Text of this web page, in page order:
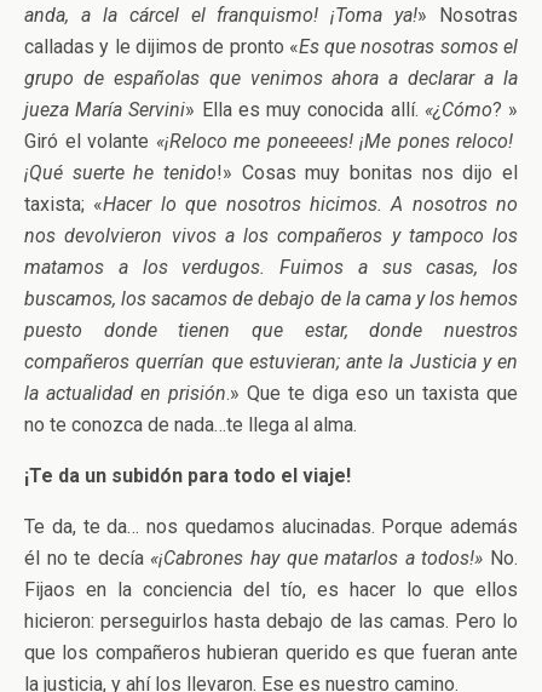
anda, a la cárcel el franquismo! ¡Toma ya!» Nosotras
calladas y le dijimos de pronto «Es que nosotras somos el
grupo de españolas que venimos ahora a declarar a la
jueza María Servini» Ella es muy conocida allí. «¿Cómo? »
Giró el volante «¡Reloco me poneeees! ¡Me pones reloco!
¡Qué suerte he tenido!» Cosas muy bonitas nos dijo el
taxista; «Hacer lo que nosotros hicimos. A nosotros no
nos devolvieron vivos a los compañeros y tampoco los
matamos a los verdugos. Fuimos a sus casas, los
buscamos, los sacamos de debajo de la cama y los hemos
puesto donde tienen que estar, donde nuestros
compañeros querrían que estuvieran; ante la Justicia y en
la actualidad en prisión.» Que te diga eso un taxista que
no te conozca de nada…te llega al alma.
¡Te da un subidón para todo el viaje!
Te da, te da… nos quedamos alucinadas. Porque además
él no te decía «¡Cabrones hay que matarlos a todos!» No.
Fijaos en la conciencia del tío, es hacer lo que ellos
hicieron: perseguirlos hasta debajo de las camas. Pero lo
que los compañeros hubieran querido es que fueran ante
la justicia, y ahí los llevaron. Ese es nuestro camino.